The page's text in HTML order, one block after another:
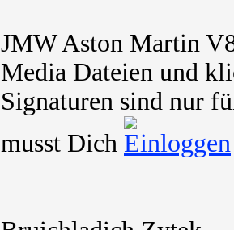
JMW Aston Martin
Media Dateien und
Signaturen sind nur
musst Dich